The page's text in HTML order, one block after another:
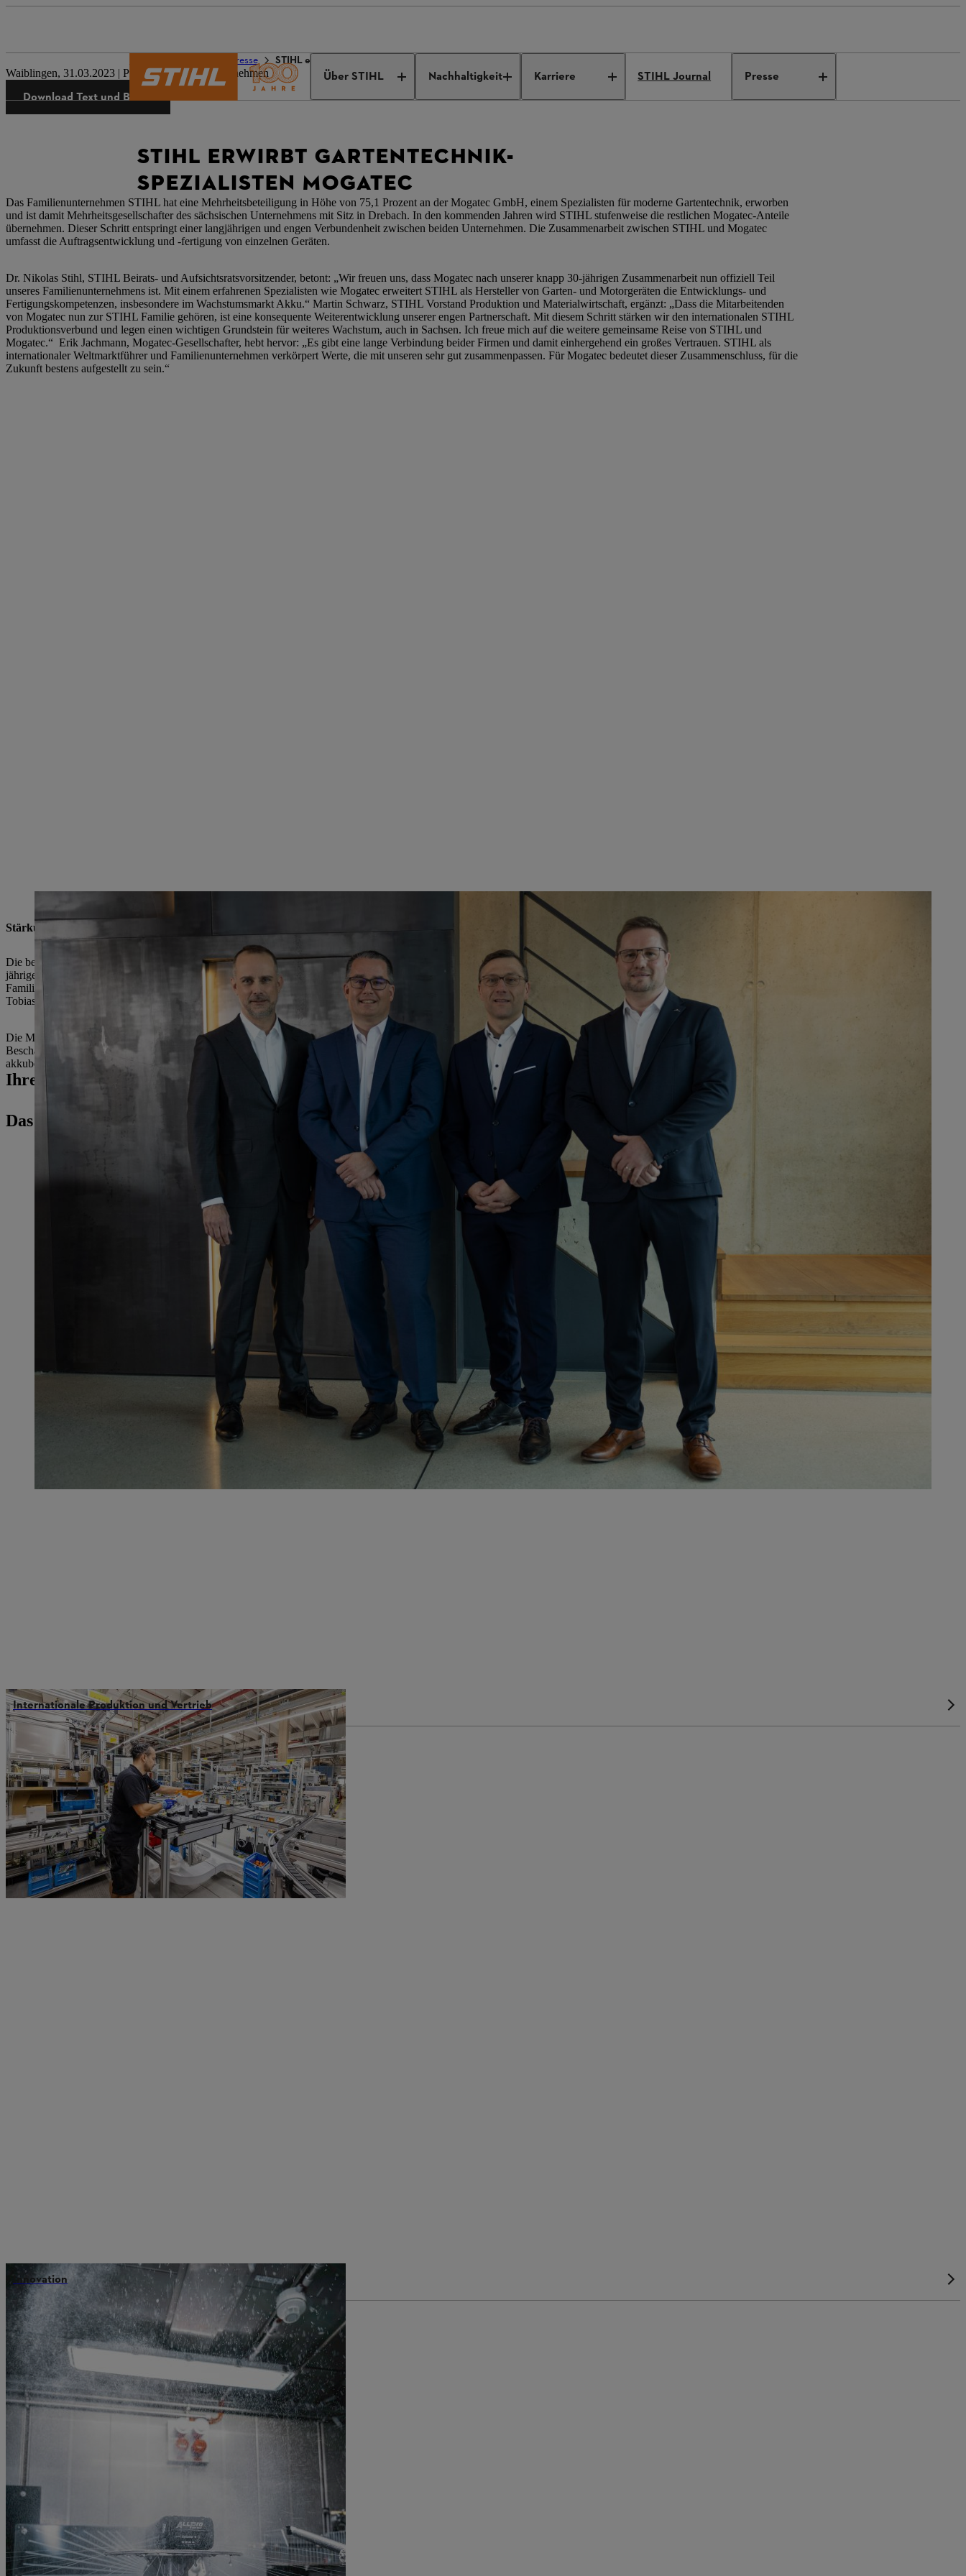
Über STIHL Nachhaltigkeit Karriere STIHL Journal Presse
Presse STIHL erwirbt Gartentechnik-Spezialisten Mogatec
Waiblingen, 31.03.2023 | Presseinformation Unternehmen
Download Text und Bilder
STIHL ERWIRBT GARTENTECHNIK-
SPEZIALISTEN MOGATEC
Das Familienunternehmen STIHL hat eine Mehrheitsbeteiligung in Höhe von 75,1 Prozent an der Mogatec GmbH, einem Spezialisten für moderne Gartentechnik, erworben
und ist damit Mehrheitsgesellschafter des sächsischen Unternehmens mit Sitz in Drebach. In den kommenden Jahren wird STIHL stufenweise die restlichen Mogatec-Anteile
übernehmen. Dieser Schritt entspringt einer langjährigen und engen Verbundenheit zwischen beiden Unternehmen. Die Zusammenarbeit zwischen STIHL und Mogatec
umfasst die Auftragsentwicklung und -fertigung von einzelnen Geräten.
Dr. Nikolas Stihl, STIHL Beirats- und Aufsichtsratsvorsitzender, betont: „Wir freuen uns, dass Mogatec nach unserer knapp 30-jährigen Zusammenarbeit nun offiziell Teil
unseres Familienunternehmens ist. Mit einem erfahrenen Spezialisten wie Mogatec erweitert STIHL als Hersteller von Garten- und Motorgeräten die Entwicklungs- und
Fertigungskompetenzen, insbesondere im Wachstumsmarkt Akku.“ Martin Schwarz, STIHL Vorstand Produktion und Materialwirtschaft, ergänzt: „Dass die Mitarbeitenden
von Mogatec nun zur STIHL Familie gehören, ist eine konsequente Weiterentwicklung unserer engen Partnerschaft. Mit diesem Schritt stärken wir den internationalen STIHL
Produktionsverbund und legen einen wichtigen Grundstein für weiteres Wachstum, auch in Sachsen. Ich freue mich auf die weitere gemeinsame Reise von STIHL und
Mogatec.“ Erik Jachmann, Mogatec-Gesellschafter, hebt hervor: „Es gibt eine lange Verbindung beider Firmen und damit einhergehend ein großes Vertrauen. STIHL als
internationaler Weltmarktführer und Familienunternehmen verkörpert Werte, die mit unseren sehr gut zusammenpassen. Für Mogatec bedeutet dieser Zusammenschluss, für die
Zukunft bestens aufgestellt zu sein.“
Freuen sich auf die weitere gemeinsame Reise (v.l.): Erik Jachmann (Mogatec Gesellschafter), Martin Schwarz (STIHL Vorstand) sowie Alexander Gränitz und Tobias Wetzel (Mogatec-Geschäftsführer)
Stärkung des sächsischen Standorts in Drebach
Die beiden Mogatec-Geschäftsführer Tobias Wetzel und Alexander Gränitz betonen: „Mit der Integration in die STIHL Gruppe schlagen wir ein neues Kapitel der über 30-
jährigen Mogatec-Erfolgsgeschichte auf. Mit einem führenden Weltunternehmen wie STIHL an unserer Seite stärken wir nachhaltig unseren Standort in Drebach.“ Das
Familienunternehmen STIHL beabsichtigt, Mogatec als operativ eigenständiges Unternehmen in der bisherigen Weise unverändert fortzuführen. Die Mogatec-Geschäftsführer
Tobias Wetzel und Alexander Gränitz werden weiterhin als Doppelspitze das sächsische Unternehmen operativ führen.
Die Mogatec GmbH ist Spezialist für moderne Gartentechnik und wurde 1992 gegründet. Gestartet mit 15 Mitarbeitenden fertigt das Unternehmen heute mit rund 430
Beschäftigten am Unternehmenshauptsitz in Drebach, Sachsen, Komponenten für die Herstellung von Getriebe-, Kupplungs- und Schneidsystemen sowie elektrische und
akkubetriebene Gartengeräte. 2021 erzielte Mogatec einen Umsatz von rund 100 Millionen Euro.
Ihre Pressekontakt
Das könnte Sie auch interessieren
Internationale Produktion und Vertrieb
Innovation